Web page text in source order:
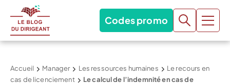
Codes promo
Accueil Manager Les ressources humaines
Le recours en
cas de licenciement
Le calcul de l’indemnité en cas de